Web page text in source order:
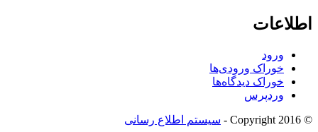
اطلاعات
ورود
خوراک ورودی‌ها
خوراک دیدگاه‌ها
وردپرس
© Copyright 2016 - سیستم اطلاع رسانی